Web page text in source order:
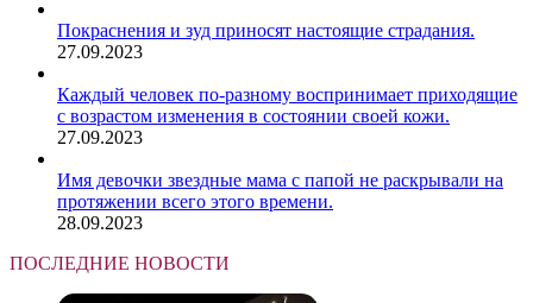
Покраснения и зуд приносят настоящие страдания.
27.09.2023
Каждый человек по-разному воспринимает приходящие
с возрастом изменения в состоянии своей кожи.
27.09.2023
Имя девочки звездные мама с папой не раскрывали на
протяжении всего этого времени.
28.09.2023
ПОСЛЕДНИЕ НОВОСТИ